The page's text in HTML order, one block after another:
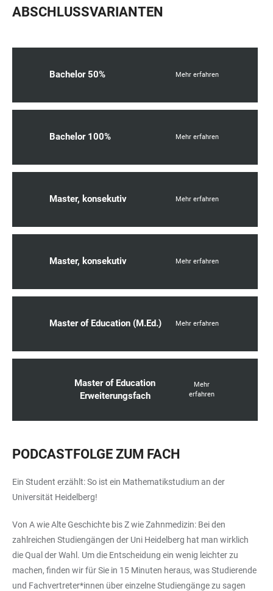
ABSCHLUSSVARIANTEN
Bachelor 50% Mehr erfahren
Bachelor 100% Mehr erfahren
Master, konsekutiv Mehr erfahren
Master, konsekutiv Mehr erfahren
Master of Education (M.Ed.) Mehr erfahren
Master of Education
Erweiterungsfach
Mehr
erfahren
PODCASTFOLGE ZUM FACH
Ein Student erzählt: So ist ein Mathematikstudium an der
Universität Heidelberg!
Von A wie Alte Geschichte bis Z wie Zahnmedizin: Bei den
zahlreichen Studiengängen der Uni Heidelberg hat man wirklich
die Qual der Wahl. Um die Entscheidung ein wenig leichter zu
machen, finden wir für Sie in 15 Minuten heraus, was Studierende
und Fachvertreter*innen über einzelne Studiengänge zu sagen